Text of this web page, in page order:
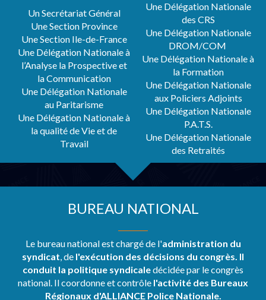
Un Secrétariat Général
Une Section Province
Une Section Ile-de-France
Une Délégation Nationale à
l’Analyse la Prospective et
la Communication
Une Délégation Nationale
au Paritarisme
Une Délégation Nationale à
la qualité de Vie et de
Travail
Une Délégation Nationale
des CRS
Une Délégation Nationale
DROM/COM
Une Délégation Nationale à
la Formation
Une Délégation Nationale
aux Policiers Adjoints
Une Délégation Nationale
P.A.T.S.
Une Délégation Nationale
des Retraités
BUREAU NATIONAL
Le bureau national est chargé de l'administration du
syndicat, de l'exécution des décisions du congrès. Il
conduit la politique syndicaledécidée par le congrès
national. Il coordonne et contrôle l'activité des Bureaux
Régionaux d'ALLIANCE Police Nationale.